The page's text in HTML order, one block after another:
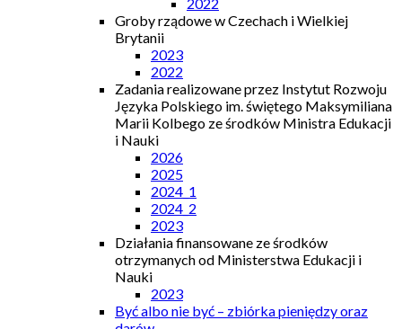
Groby rządowe w Czechach i Wielkiej
Brytanii
2023
2022
Zadania realizowane przez Instytut Rozwoju
Języka Polskiego im. świętego Maksymiliana
Marii Kolbego ze środków Ministra Edukacji
i Nauki
2026
2025
2024_1
2024_2
2023
Działania finansowane ze środków
otrzymanych od Ministerstwa Edukacji i
Nauki
2023
Być albo nie być – zbiórka pieniędzy oraz